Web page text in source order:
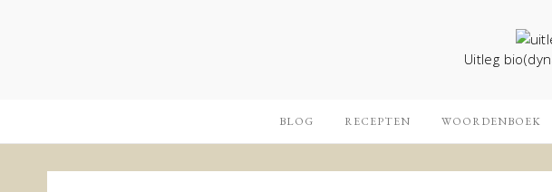
Uitleg
BLOG RECEPTEN WOORDENBOEK